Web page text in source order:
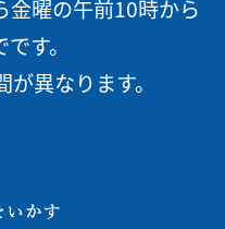
金曜の午前10時から
す。
異なります。